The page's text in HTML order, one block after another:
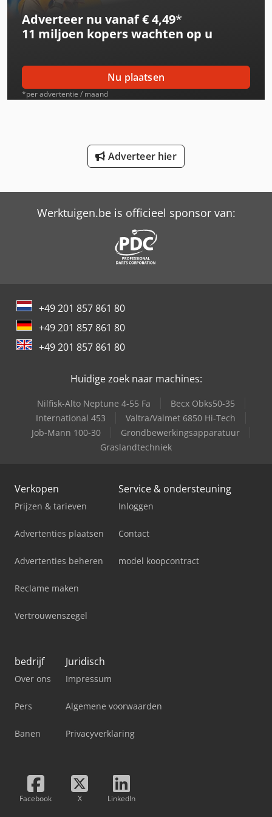
International 453
International 533
International 553
International 554
International 654
International 733
International 824
International 833
International 966
Job-Mann 200-35
Adverteer nu vanaf € 4,49*
11 miljoen koperswachten op u
Nu plaatsen
*per advertentie / maand
Adverteer hier
Werktuigen.be is officieel sponsor van:
+49 201 857 861 80
+49 201 857 861 80
+49 201 857 861 80
Huidige zoek naar machines:
Nilfisk-Alto Neptune 4-55 Fa
Becx Obks50-35
International 453
Valtra/Valmet 6850 Hi-Tech
Job-Mann 100-30
Grondbewerkingsapparatuur
Graslandtechniek
Verkopen
Prijzen & tarieven
Advertenties plaatsen
Advertenties beheren
Reclame maken
Vertrouwenszegel
Service & ondersteuning
Inloggen
Contact
model koopcontract
bedrijf
Over ons
Pers
Banen
Juridisch
Impressum
Algemene voorwaarden
Privacyverklaring
Facebook X LinkedIn